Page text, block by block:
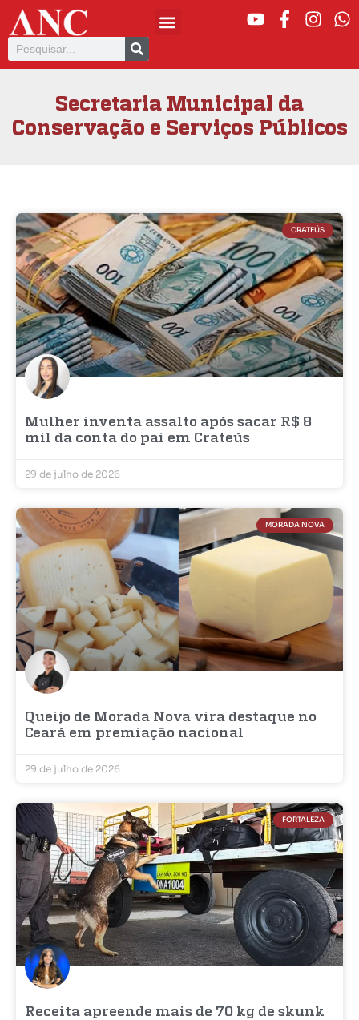
Secretaria Municipal da
Conservação e Serviços Públicos
CRATEÚS
Mulher inventa assalto após sacar R$ 8
mil da conta do pai em Crateús
29 de julho de 2026
MORADA NOVA
Queijo de Morada Nova vira destaque no
Ceará em premiação nacional
29 de julho de 2026
FORTALEZA
Receita apreende mais de 70 kg de skunk